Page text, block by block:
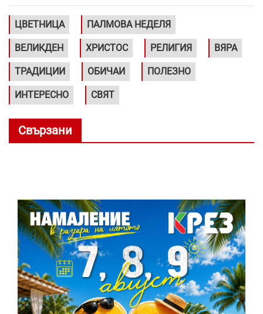
ЦВЕТНИЦА ПАЛМОВА НЕДЕЛЯ
ВЕЛИКДЕН ХРИСТОС РЕЛИГИЯ ВЯРА
ТРАДИЦИИ ОБИЧАИ ПОЛЕЗНО
ИНТЕРЕСНО СВЯТ
Свързани